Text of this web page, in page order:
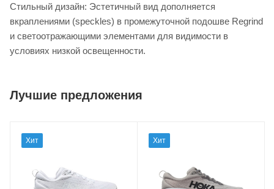
Стильный дизайн: Эстетичный вид дополняется
вкраплениями (speckles) в промежуточной подошве Regrind
и светоотражающими элементами для видимости в
условиях низкой освещенности.
Лучшие предложения
Хит Хит